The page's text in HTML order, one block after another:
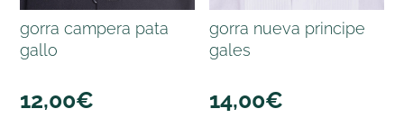
gorra campera pata
gallo
12,00€
gorra nueva principe
gales
14,00€